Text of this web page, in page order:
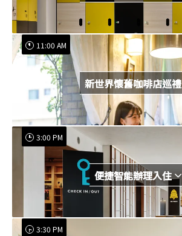
新世界懷舊咖啡店巡禮
11:00 AM
便捷智能辦理入住
3:00 PM
3:30 PM